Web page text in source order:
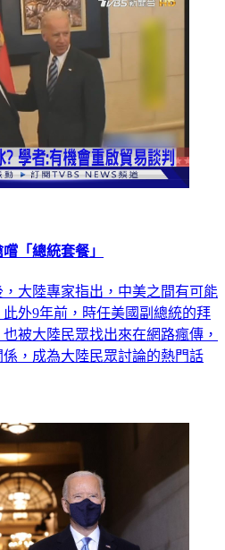
「總統套餐」
大陸專家指出，中美之間有可能
外9年前，時任美國副總統的拜
被大陸民眾找出來在網路瘋傳，
，成為大陸民眾討論的熱門話